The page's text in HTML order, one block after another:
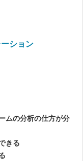
ション
ムの分析の仕方が分
きる